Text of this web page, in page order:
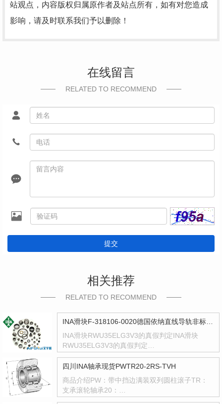
站观点，内容版权归属原作者及站点所有，如有对您造成
影响，请及时联系我们予以删除！
在线留言
RELATED TO RECOMMEND
提交
相关推荐
RELATED TO RECOMMEND
INA滑块RWU35ELG3V3的真假判定INA滑块
RWU35ELG3V3的真假判定…
四川INA轴承现货PWTR20-2RS-TVH
商品介绍PW：带中挡边满装双列圆柱滚子TR：
支承滚轮轴承20：…